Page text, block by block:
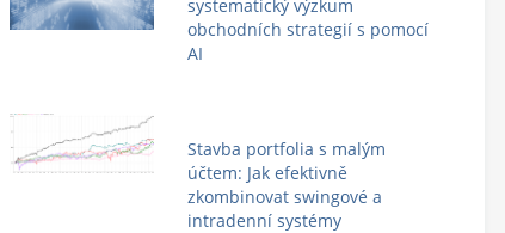
systematický výzkum
obchodních strategií s pomocí
AI
Stavba portfolia s malým
účtem: Jak efektivně
zkombinovat swingové a
intradenní systémy